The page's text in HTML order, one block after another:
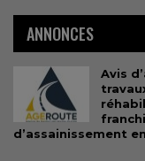
ANNONCES
Avis
d’assainissement